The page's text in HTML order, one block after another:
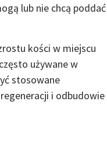
lub nie chcą poddać
kości w miejscu
używane w
stosowane
i odbudowie